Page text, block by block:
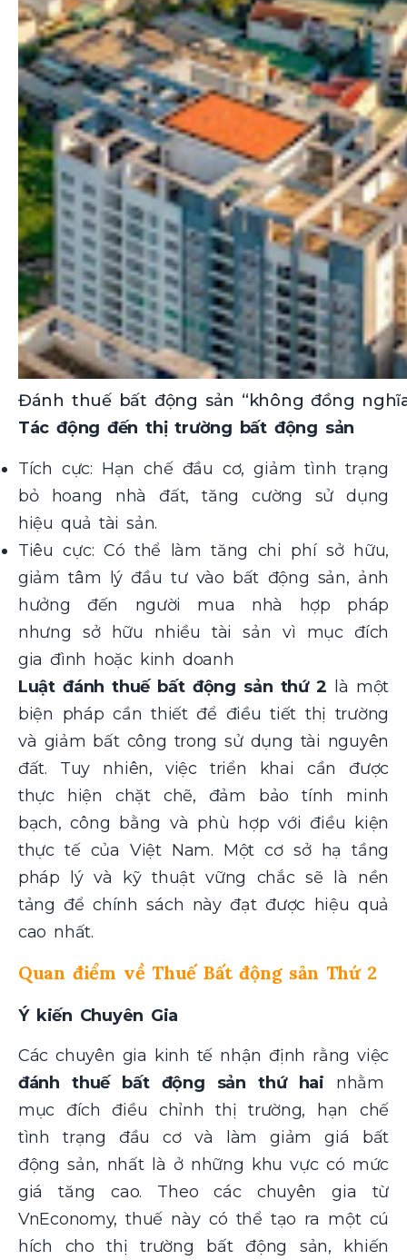
Đánh thuế bất động sản “không đồng
Tác động đến thị trường bất động sản
Tích cực: Hạn chế đầu cơ, giảm tình trạng
bỏ hoang nhà đất, tăng cường sử dụng
hiệu quả tài sản.
Tiêu cực: Có thể làm tăng chi phí sở hữu,
giảm tâm lý đầu tư vào bất động sản, ảnh
hưởng đến người mua nhà hợp pháp
nhưng sở hữu nhiều tài sản vì mục đích
gia đình hoặc kinh doanh
Luật đánh thuế bất động sản thứ 2 là một
biện pháp cần thiết để điều tiết thị trường
và giảm bất công trong sử dụng tài nguyên
đất. Tuy nhiên, việc triển khai cần được
thực hiện chặt chẽ, đảm bảo tính minh
bạch, công bằng và phù hợp với điều kiện
thực tế của Việt Nam. Một cơ sở hạ tầng
pháp lý và kỹ thuật vững chắc sẽ là nền
tảng để chính sách này đạt được hiệu quả
cao nhất.
Quan điểm về Thuế Bất động sản Thứ 2
Ý kiến Chuyên Gia
Các chuyên gia kinh tế nhận định rằng việc
đánh thuế bất động sản thứ hai nhằm
mục đích điều chỉnh thị trường, hạn chế
tình trạng đầu cơ và làm giảm giá bất
động sản, nhất là ở những khu vực có mức
giá tăng cao. Theo các chuyên gia từ
VnEconomy, thuế này có thể tạo ra một cú
hích cho thị trường bất động sản, khiến